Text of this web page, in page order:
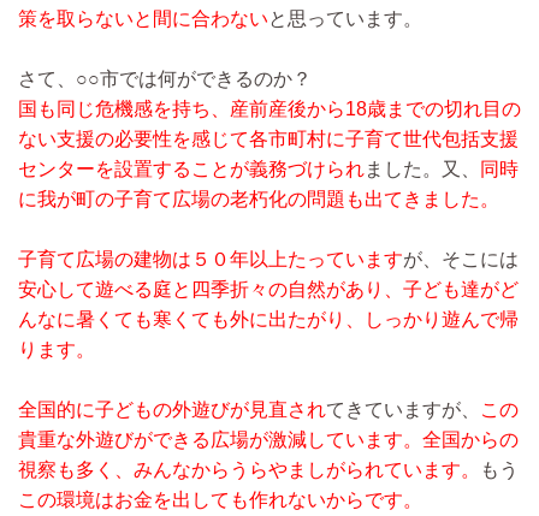
策を取らないと間に合わないと思っています。
さて、○○市では何ができるのか？
国も同じ危機感を持ち、産前産後から18歳までの切れ目の
ない支援の必要性を感じて各市町村に子育て世代包括支援
センターを設置することが義務づけられました。又、
同時
に我が町の子育て広場の老朽化の問題も出てきました。
子育て広場の建物は５０年以上たっていますが、そこには
安心して遊べる庭と四季折々の自然があり、子ども達がど
んなに暑くても寒くても外に出たがり、しっかり遊んで帰
ります。
全国的に子どもの外遊びが見直されてきていますが、
この
貴重な外遊びができる広場が激減しています。 全国からの
視察も多く、みんなからうらやましがられています。
もう
この環境はお金を出しても作れないからです。